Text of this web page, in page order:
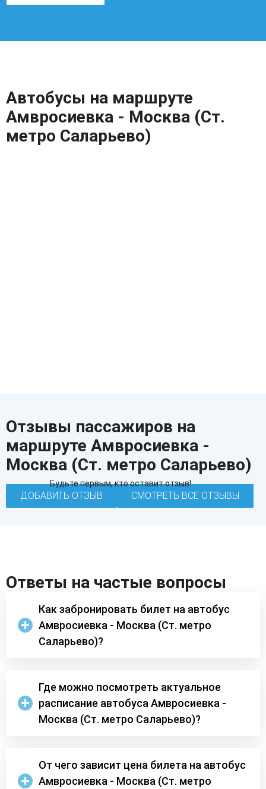
Автобусы на маршруте
Амвросиевка - Москва (Ст.
метро Саларьево)
Отзывы пассажиров на
маршруте Амвросиевка -
Москва (Ст. метро Саларьево)
Будьте первым, кто оставит отзыв!
ДОБАВИТЬ ОТЗЫВ СМОТРЕТЬ ВСЕ ОТЗЫВЫ
Ответы на частые вопросы
Как забронировать билет на автобус
Амвросиевка - Москва (Ст. метро
Саларьево)?
Где можно посмотреть актуальное
расписание автобуса Амвросиевка -
Москва (Ст. метро Саларьево)?
От чего зависит цена билета на автобус
Амвросиевка - Москва (Ст. метро